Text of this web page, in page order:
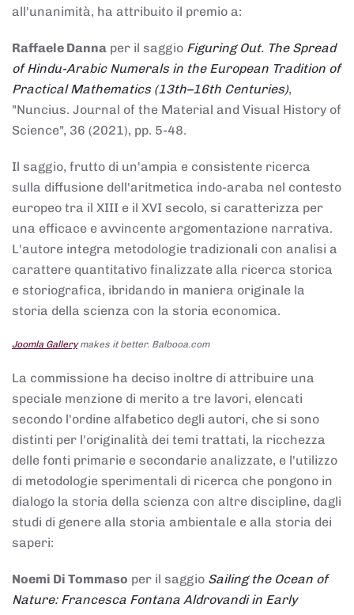
all'unanimità, ha attribuito il premio a:
Raffaele Danna per il saggio Figuring Out. The Spread
of Hindu-Arabic Numerals in the European Tradition of
Practical Mathematics (13th–16th Centuries),
"Nuncius. Journal of the Material and Visual History of
Science", 36 (2021), pp. 5-48.
Il saggio, frutto di un'ampia e consistente ricerca
sulla diffusione dell'aritmetica indo-araba nel contesto
europeo tra il XIII e il XVI secolo, si caratterizza per
una efficace e avvincente argomentazione narrativa.
L'autore integra metodologie tradizionali con analisi a
carattere quantitativo finalizzate alla ricerca storica
e storiografica, ibridando in maniera originale la
storia della scienza con la storia economica.
Joomla Gallerymakes it better. Balbooa.com
La commissione ha deciso inoltre di attribuire una
speciale menzione di merito a tre lavori, elencati
secondo l'ordine alfabetico degli autori, che si sono
distinti per l'originalità dei temi trattati, la ricchezza
delle fonti primarie e secondarie analizzate, e l'utilizzo
di metodologie sperimentali di ricerca che pongono in
dialogo la storia della scienza con altre discipline, dagli
studi di genere alla storia ambientale e alla storia dei
saperi:
Noemi Di Tommaso per il saggio Sailing the Ocean of
Nature: Francesca Fontana Aldrovandi in Early